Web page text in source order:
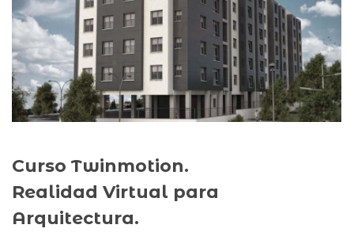
Curso Twinmotion.
Realidad Virtual para
Arquitectura.